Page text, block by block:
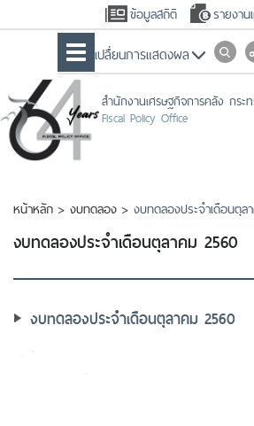
ข้อมูลสถิติ รายงา
เปลื่ยนการแสดงผล
สำนักงานเศรษฐกิจการคลัง กระ
Fiscal Policy Office
หน้าหลัก > งบทดลอง > งบทดลองประจำเดือนตุล
งบทดลองประจำเดือนตุลาคม 2560
งบทดลองประจำเดือนตุลาคม 2560